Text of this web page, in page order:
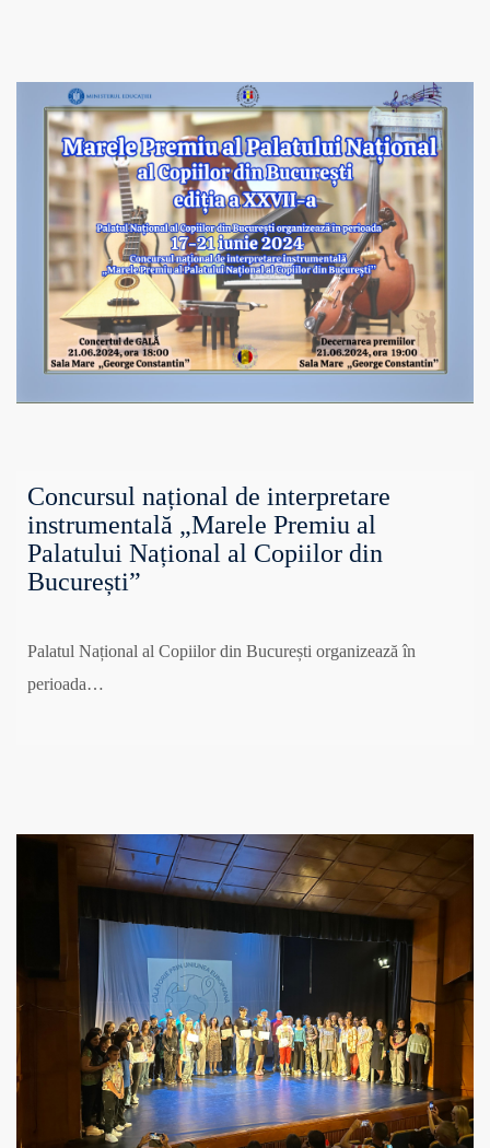
Concursul național de interpretare
instrumentală „Marele Premiu al
Palatului Național al Copiilor din
București”
Palatul Național al Copiilor din București organizează în
perioada…